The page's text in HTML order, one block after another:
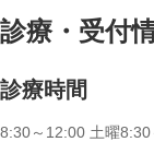
診療・受付
診療時間
8:30～12:00 土曜